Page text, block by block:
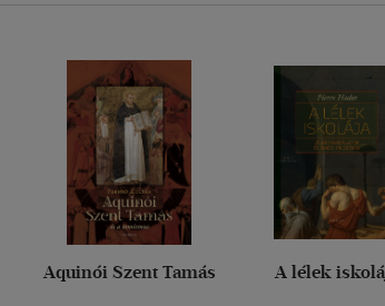
Aquinói Szent Tamás A lélek